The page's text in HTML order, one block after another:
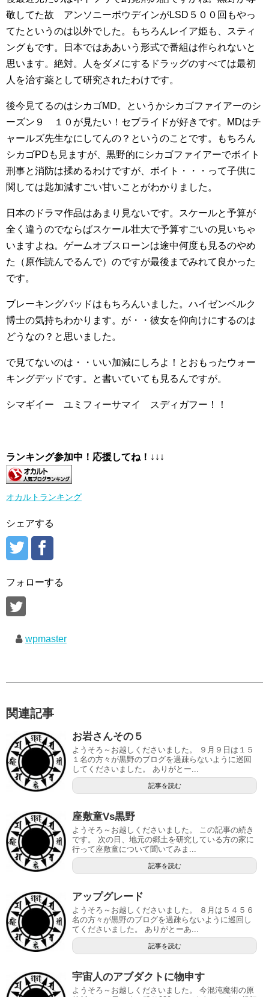
敬してた故 アンソニーボウデインがLSD５００回もやっ
てたというのは以外でした。もちろんレイア姫も、スティ
ングもです。日本ではああいう形式で番組は作られないと
思います。絶対。人をダメにするドラッグのすべては最初
人を治す薬として研究されたわけです。
後今見てるのはシカゴMD。というかシカゴファイアーのシ
ーズン９ １０が見たい！セブライドが好きです。MDはチ
ャールズ先生なにしてんの？というのことです。もちろん
シカゴPDも見ますが、黒野的にシカゴファイアーでボイト
刑事と消防は揉めるわけですが、ボイト・・・って子供に
関しては匙加減すごい甘いことがわかりました。
日本のドラマ作品はあまり見ないです。スケールと予算が
全く違うのでならばスケール壮大で予算すごいの見いちゃ
いますよね。ゲームオブスローンは途中何度も見るのやめ
た（原作読んでるんで）のですが最後までみれて良かった
です。
ブレーキングバッドはもちろんいました。ハイゼンベルク
博士の気持ちわかります。が・・彼女を仰向けにするのは
どうなの？と思いました。
で見てないのは・・いい加減にしろよ！とおもったウォー
キングデッドです。と書いていても見るんですが。
シマギイー ユミフィーサマイ スディガフー！！
ランキング参加中！応援してね！ ↓↓↓
オカルトランキング
シェアする
フォローする
wpmaster
関連記事
お岩さんその５
ようそろ～お越しくださいました。 ９月９日は１５
１名の方々が黒野のブログを過疎らないように巡回
してくださいました。 ありがとー...
記事を読む
座敷童Vs黒野
ようそろ～お越しくださいました。 この記事の続き
です。 次の日、地元の郷土を研究している方の家に
行って座敷童について聞いてみま...
記事を読む
アップグレード
ようそろ～お越しくださいました。 ８月は５４５６
名の方々が黒野のブログを過疎らないように巡回し
てくださいました。 ありがとーあ...
記事を読む
宇宙人のアブダクトに物申す
ようそろ～お越しくださいました。 今混沌魔術の原